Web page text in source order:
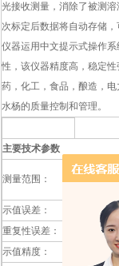
光接收测量，消除了被测
次标定后数据将自动存储，
仪器运用中文提示式操作
性，该仪器精度高，稳定
药，化工，食品，酿造，
水杨的质量控制和管理。
主要技术参数
测量范围：
0-20NTU
示值误差：
±2%以内
重复性误差：
示值精度：
0.01NTU